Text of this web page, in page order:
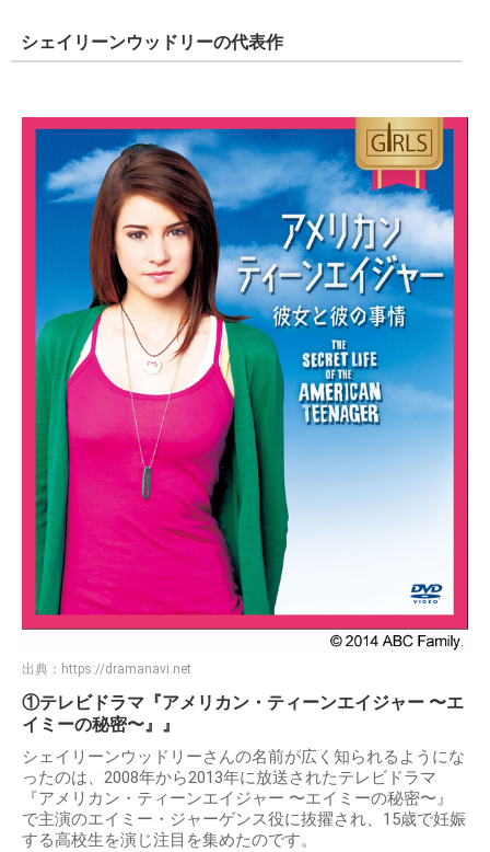
シェイリーンウッドリーの代表作
出典： https://dramanavi.net
①テレビドラマ『アメリカン・ティーンエイジャー 〜エ
イミーの秘密〜』』
シェイリーンウッドリーさんの名前が広く知られるようにな
ったのは、2008年から2013年に放送されたテレビドラマ
『アメリカン・ティーンエイジャー 〜エイミーの秘密〜』
で主演のエイミー・ジャーゲンス役に抜擢され、15歳で妊娠
する高校生を演じ注目を集めたのです。